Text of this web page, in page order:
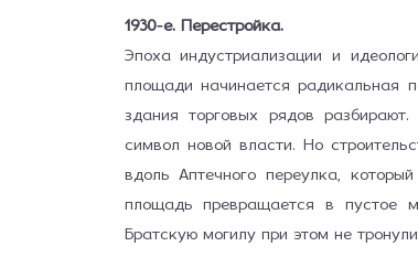
1930-е. Перестройка.
Эпоха индустриализации и
площади начинается радикальная
здания торговых рядов
символ новой власти. Но
вдоль Аптечного переулка,
площадь превращается в пустое
Братскую могилу при этом не